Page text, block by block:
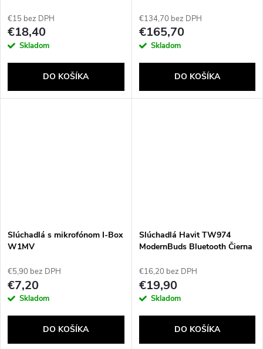
€15 bez DPH
€18,40
Skladom
DO KOŠÍKA
€134,70 bez DPH
€165,70
Skladom
DO KOŠÍKA
Slúchadlá s mikrofónom I-Box
W1MV
€5,90 bez DPH
€7,20
Skladom
DO KOŠÍKA
Slúchadlá Havit TW974
ModernBuds Bluetooth Čierna
€16,20 bez DPH
€19,90
Skladom
DO KOŠÍKA